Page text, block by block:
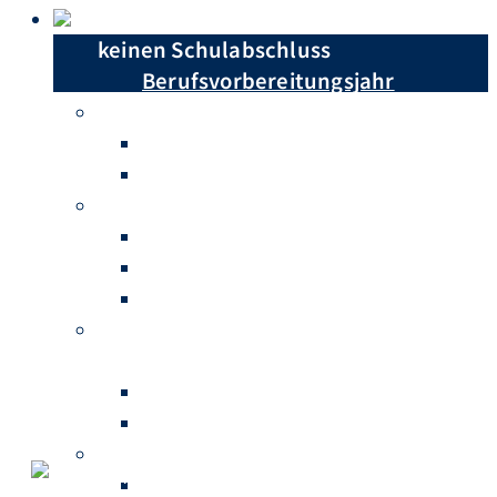
keinen Schulabschluss
Berufsvorbereitungsjahr